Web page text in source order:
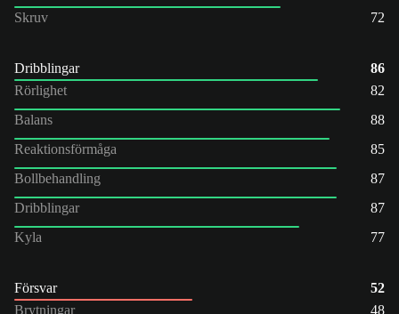
Skruv
72
Dribblingar
86
Rörlighet
82
Balans
88
Reaktionsförmåga
85
Bollbehandling
87
Dribblingar
87
Kyla
77
Försvar
52
Brytningar
48